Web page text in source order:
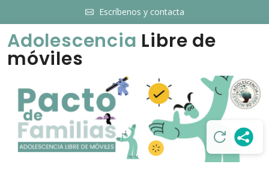
Escríbenos y contacta
Adolescencia Libre de
móviles